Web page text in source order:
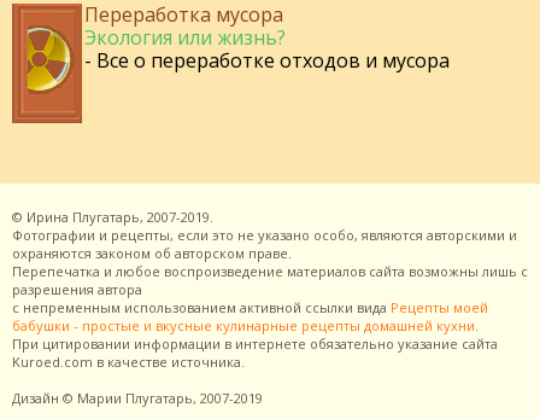
Переработка мусора
Экология или жизнь?
- Все о переработке отходов и мусора
© Ирина Плугатарь, 2007-2019.
Фотографии и рецепты, если это не указано особо, являются авторскими и
охраняются законом об авторском праве.
Перепечатка и любое воспроизведение материалов сайта возможны лишь с
разрешения автора
с непременным использованием активной ссылки вида Рецепты моей
бабушки - простые и вкусные кулинарные рецепты домашней кухни.
При цитировании информации в интернете обязательно указание сайта
Kuroed.com в качестве источника.
Дизайн © Марии Плугатарь, 2007-2019